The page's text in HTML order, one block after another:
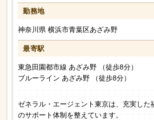
勤務地
神奈川県 横浜市青葉区あざみ野
最寄駅
東急田園都市線 あざみ野 （徒歩8分）
ブルーライン あざみ野 （徒歩8分）
ゼネラル・エージェント東京は、充実した
のサポート体制を整えています。